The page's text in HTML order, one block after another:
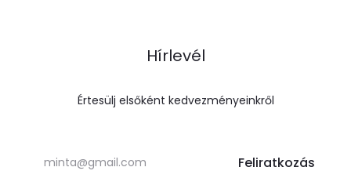
Hírlevél
Értesülj elsőként kedvezményeinkről